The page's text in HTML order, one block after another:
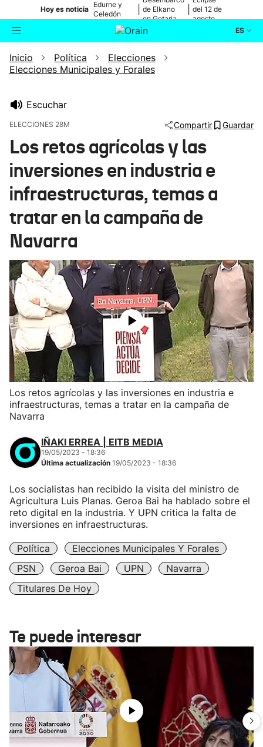
Hoy es noticia
Edurne y
Celedón
de Elkano
en Getaria
del 12 de
agosto
ES
Buscador Actualidad
Ikusmiran
Eguraldia
Inicio Política
Elecciones
Elecciones Municipales y Forales
Escuchar
ELECCIONES 28M Compartir Guardar
Los retos agrícolas y las
inversiones en industria e
infraestructuras, temas a
tratar en la campaña de
Navarra
Los retos agrícolas y las inversiones en industria e
infraestructuras, temas a tratar en la campaña de
Navarra
IÑAKI ERREA | EITB MEDIA
19/05/2023 - 18:36
Última actualización 19/05/2023 - 18:36
Los socialistas han recibido la visita del ministro de
Agricultura Luis Planas. Geroa Bai ha hablado sobre el
reto digital en la industria. Y UPN critica la falta de
inversiones en infraestructuras.
Política
Elecciones Municipales Y Forales
PSN
Geroa Bai UPN
Navarra
Titulares De Hoy
Te puede interesar